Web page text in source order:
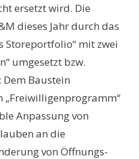
ersetzt wird. Die
dieses Jahr durch das
Storeportfolio“ mit zwei
umgesetzt bzw.
Baustein
„Freiwilligenprogramm“
Anpassung von
an die
von Öffnungs-